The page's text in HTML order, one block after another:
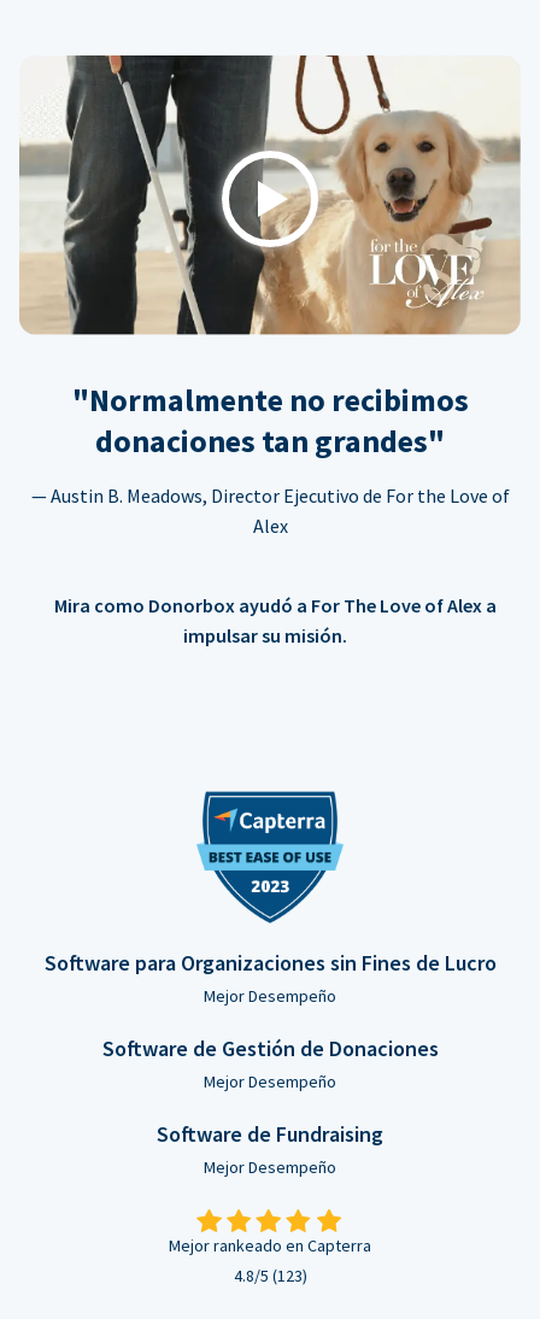
Play
"Normalmente no recibimos
donaciones tan grandes"
— Austin B. Meadows, Director Ejecutivo de For the Love of
Alex
Mira como Donorbox ayudó a For The Love of Alex a
impulsar su misión.
Software para Organizaciones sin Fines de Lucro
Mejor Desempeño
Software de Gestión de Donaciones
Mejor Desempeño
Software de Fundraising
Mejor Desempeño
Mejor rankeado en Capterra
4.8/5 (123)